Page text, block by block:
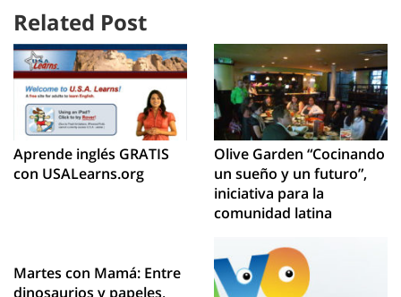
Related Post
Aprende inglés GRATIS
con USALearns.org
Olive Garden “Cocinando
un sueño y un futuro”,
iniciativa para la
comunidad latina
Martes con Mamá: Entre
dinosaurios y papeles,